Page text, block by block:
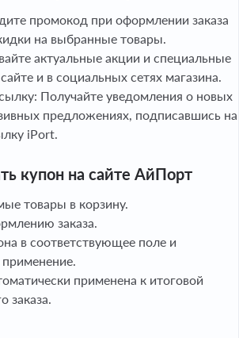
промокод при оформлении заказа
на выбранные товары.
актуальные акции и специальные
и в социальных сетях магазина.
Получайте уведомления о новых
предложениях, подписавшись на
iPort.
купон на сайте АйПорт
товары в корзину.
заказа.
в соответствующее поле и
применена к итоговой
заказа.